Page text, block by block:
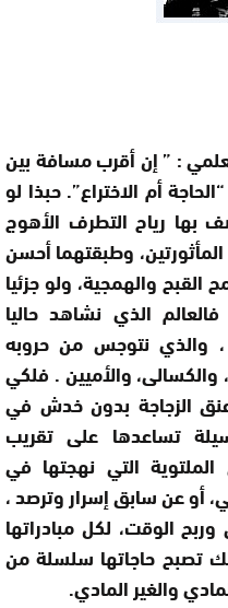
: ”إنأقرب مسافة بين
أم الاختراع”. حبذا لو
بها رياح التطرف الأهوج
وطبقتهما أحسن
القبح والهمجية، ولو جزئيا
الذي نشاهد حاليا
والذي نتوجس من حروبه
والكسالى، والأميين . فلكي
الزجاجة بدون خدش في
تساعدها على تقريب
التي نهجتها في
أو عن سابق إسرار وترصد ،
الوقت، لكل مبادراتها
تصبح حاجاتها سلسلة من
والغير المادي.